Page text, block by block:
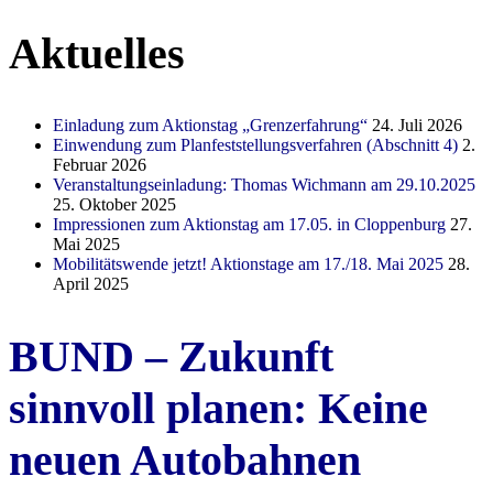
Aktuelles
Einladung zum Aktionstag „Grenzerfahrung“ 24. Juli 2026
Einwendung zum Planfeststellungsverfahren (Abschnitt 4) 2.
Februar 2026
Veranstaltungseinladung: Thomas Wichmann am 29.10.2025
25. Oktober 2025
Impressionen zum Aktionstag am 17.05. in Cloppenburg 27.
Mai 2025
Mobilitätswende jetzt! Aktionstage am 17./18. Mai 2025 28.
April 2025
BUND – Zukunft
sinnvoll planen: Keine
neuen Autobahnen